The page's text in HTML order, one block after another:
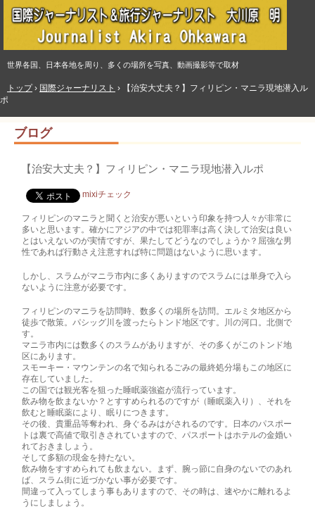
世界各国、日本各地を周り、多くの場所を写真、動画撮影等で取材
トップ› 国際ジャーナリスト ›
【治安大丈夫？】フィリピン・マニラ現地潜入ル
ポ
ブログ
【治安大丈夫？】フィリピン・マニラ現地潜入ルポ
mixiチェック
フィリピンのマニラと聞くと治安が悪いという印象を持つ人々が非常に
多いと思います。­確かにアジアの中では犯罪率は高く決して治安は良い
とはいえないのが実情ですが、果た­してどうなのでしょうか？屈強な男
性であれば行動さえ注意すれば特に問題はないように­思います。
しかし、スラムがマニラ市内に多くありますのでスラムには単身で入ら
ないように注意が­必要です。
フィリピンのマニラを訪問時、数多くの場所を訪問。エルミタ地区から
徒歩で散策。パシ­­ッグ川を渡ったらトンド地区です。川の河口。北側で
す。
マニラ市内には数多くのスラムがありますが、その多くがこのトンド地
区にあります。
スモーキー・マウンテンの名で知られるごみの最終処分場もこの地区に
存在していました­­。
この国では観光客を狙った睡眠薬強盗が流行っています。
飲み物を飲まないか？とすすめられるのですが（睡眠薬入り）、それを
飲むと睡眠薬によ­­り、眠りにつきます。
その後、貴重品等奪われ、身ぐるみはがされるのです。日本のパスポー
トは裏で高値で取­­引きされていますので、パスポートはホテルの金婚い
れておきましょう。
そして多額の現金を持たない。
飲み物をすすめられても飲まない。まず、腕っ節に自身のないでのあれ
ば、スラム街に近­­づかない事が必要です。
間違って入ってしまう事もありますので、その時は、速やかに離れるよ
うにしましょう。